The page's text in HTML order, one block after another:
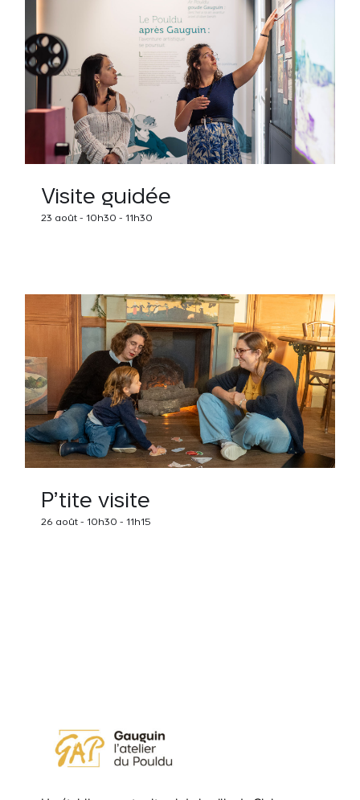
Visite guidée
23 août - 10h30 - 11h30
P’tite visite
26 août - 10h30 - 11h15